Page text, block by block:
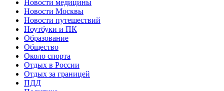
Новости медицины
Новости Москвы
Новости путешествий
Ноутбуки и ПК
Образование
Общество
Около спорта
Отдых в России
Отдых за границей
ПДД